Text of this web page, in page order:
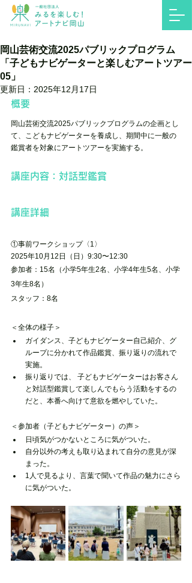
岡山芸術交流2025パブリックプログラム
「子どもナビゲーターと楽しむアートツアー
05」
更新日： 2025年12月17日
概要
岡山芸術交流2025パブリックプログラムの企画とし
て、こどもナビゲーターを養成し、期間中に一般の
鑑賞者を対象にアートツアーを実施する。
講座内容：対話型鑑賞
講座詳細
①事前ワークショップ〈1〉
2025年10月12日（日）9:30〜12:30
参加者：15名（小学5年生2名、小学4年生5名、小学
3年生8名）
スタッフ：8名
＜全体の様子＞
ガイダンス、子どもナビゲーター自己紹介、グ
ループに分かれて作品鑑賞、振り返りの流れで
実施。
振り返りでは、 子どもナビゲーターはお客さん
と対話型鑑賞して楽しんでもらう活動をするの
だと、本番へ向けて意欲を燃やしていた。
＜参加者（子どもナビゲーター）の声＞
日頃気がつかないところに気がついた。
自分以外の考えも取り込まれて自分の意見が深
まった。
1人で見るより、言葉で聞いて作品の魅力にさら
に気がついた。